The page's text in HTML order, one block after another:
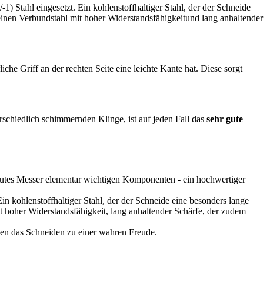
Stahl eingesetzt. Ein kohlenstoffhaltiger Stahl, der der Schneide
Verbundstahl mit hoher Widerstandsfähigkeitund lang anhaltender
Griff an der rechten Seite eine leichte Kante hat. Diese sorgt
schimmernden Klinge, ist auf jeden Fall das sehr gute
Messer elementar wichtigen Komponenten - ein hochwertiger
Stahl, der der Schneide eine besonders lange
Widerstandsfähigkeit, lang anhaltender Schärfe, der zudem
das Schneiden zu einer wahren Freude.